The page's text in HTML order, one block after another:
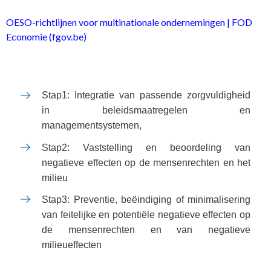
OESO-richtlijnen voor multinationale ondernemingen | FOD
Economie (fgov.be)
Stap1: Integratie van passende zorgvuldigheid
in beleidsmaatregelen en
managementsystemen,
Stap2: Vaststelling en beoordeling van
negatieve effecten op de mensenrechten en het
milieu
Stap3: Preventie, beëindiging of minimalisering
van feitelijke en potentiële negatieve effecten op
de mensenrechten en van negatieve
milieueffecten